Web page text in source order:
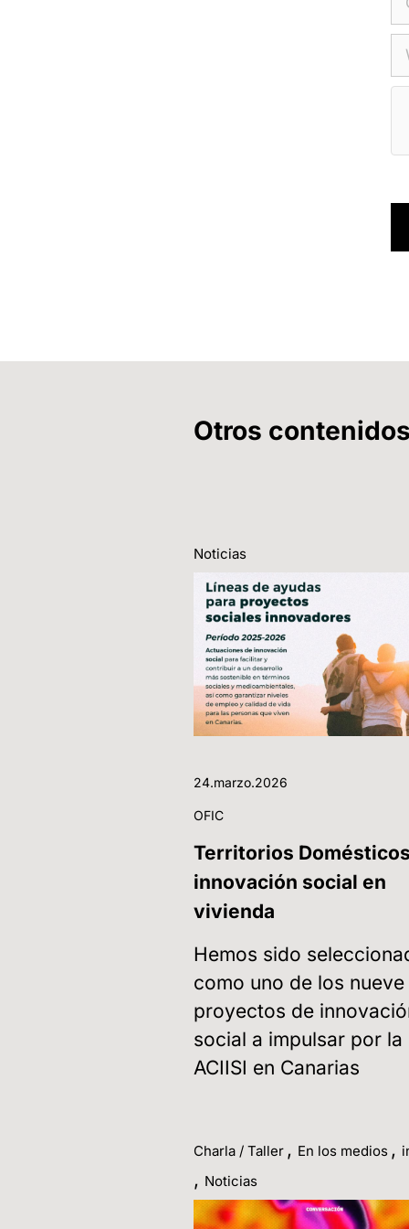
Otros
Noticias
24.marzo.2026
OFIC
Territorios
innovación social en
vivienda
Hemos sido
como uno de los nueve
proyectos de
social a impulsar por la
ACIISI en Canarias
Charla / Taller , En los medios ,
, Noticias